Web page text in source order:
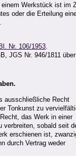
Werkstück ist im
oder die Erteilung
Nr. 106/1953.
JGS Nr. 946/1811
ausschließliche Recht
Tonkunst zu
das Werk in einer
verbreiten, sobald seit
erschienen ist,
durch Vertrag weder